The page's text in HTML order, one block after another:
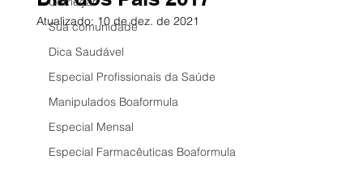
Sua comunidade
Dica Saudável
Especial Profissionais da Saúde
Manipulados Boaformula
Especial Mensal
Especial Farmacêuticas Boaformula
Atualizado:10 de dez. de 2021